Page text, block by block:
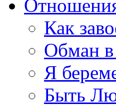
Как
Обман в
Я
Быть